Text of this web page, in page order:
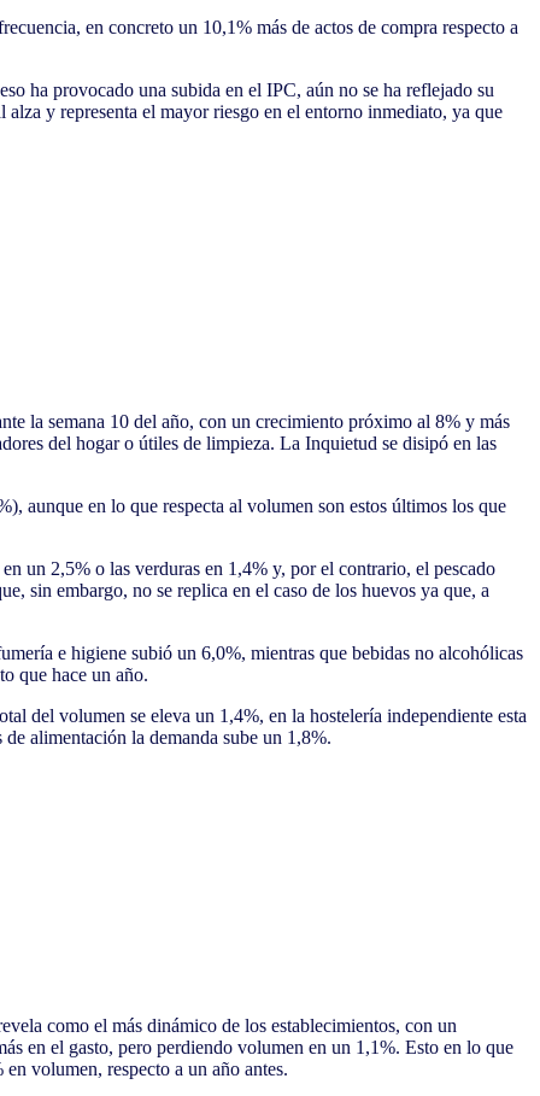
en concreto un 10,1% más de actos de compra respecto a
ha provocado una subida en el IPC, aún no se ha reflejado su
y representa el mayor riesgo en el entorno inmediato, ya que
la semana 10 del año, con un crecimiento próximo al 8% y más
del hogar o útiles de limpieza. La Inquietud se disipó en las
aunque en lo que respecta al volumen son estos últimos los que
un 2,5% o las verduras en 1,4% y, por el contrario, el pescado
sin embargo, no se replica en el caso de los huevos ya que, a
e higiene subió un 6,0%, mientras que bebidas no alcohólicas
que hace un año.
del volumen se eleva un 1,4%, en la hostelería independiente esta
alimentación la demanda sube un 1,8%.
como el más dinámico de los establecimientos, con un
en el gasto, pero perdiendo volumen en un 1,1%. Esto en lo que
volumen, respecto a un año antes.